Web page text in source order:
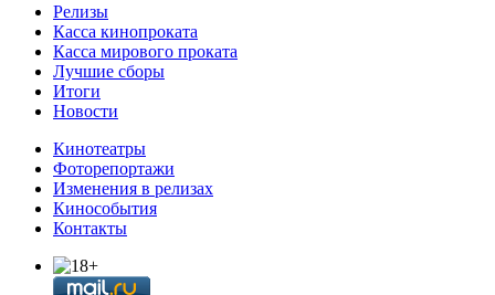
Релизы
Касса кинопроката
Касса мирового проката
Лучшие сборы
Итоги
Новости
Кинотеатры
Фоторепортажи
Изменения в релизах
Кинособытия
Контакты